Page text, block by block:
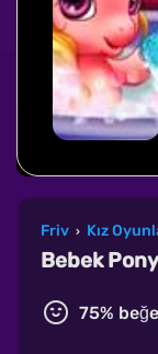
Friv › Kız
Bebek
75%